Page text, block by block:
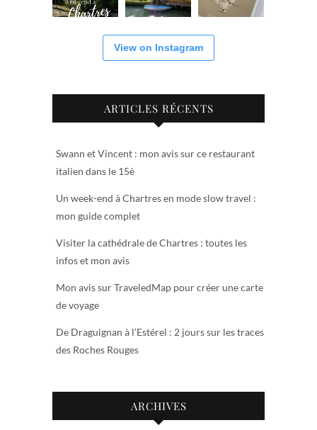
View on Instagram
ARTICLES RÉCENTS
Swann et Vincent : mon avis sur ce restaurant
italien dans le 15è
Un week-end à Chartres en mode slow travel :
mon guide complet
Visiter la cathédrale de Chartres : toutes les
infos et mon avis
Mon avis sur TraveledMap pour créer une carte
de voyage
De Draguignan à l’Estérel : 2 jours sur les traces
des Roches Rouges
ARCHIVES